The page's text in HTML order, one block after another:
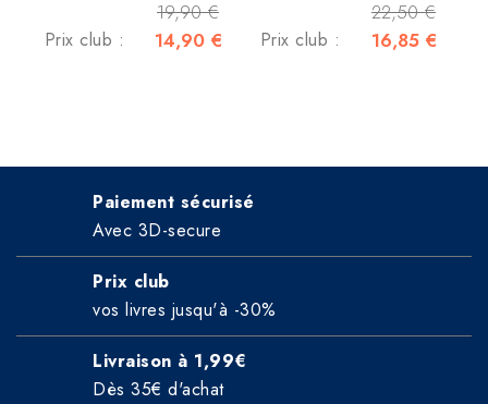
19,90 €
Prix club : 14,90 €
22,50 €
Prix club : 16,85 €
Paiement sécurisé
Avec 3D-secure
Prix club
vos livres jusqu'à -30%
Livraison à 1,99€
Dès 35€ d'achat